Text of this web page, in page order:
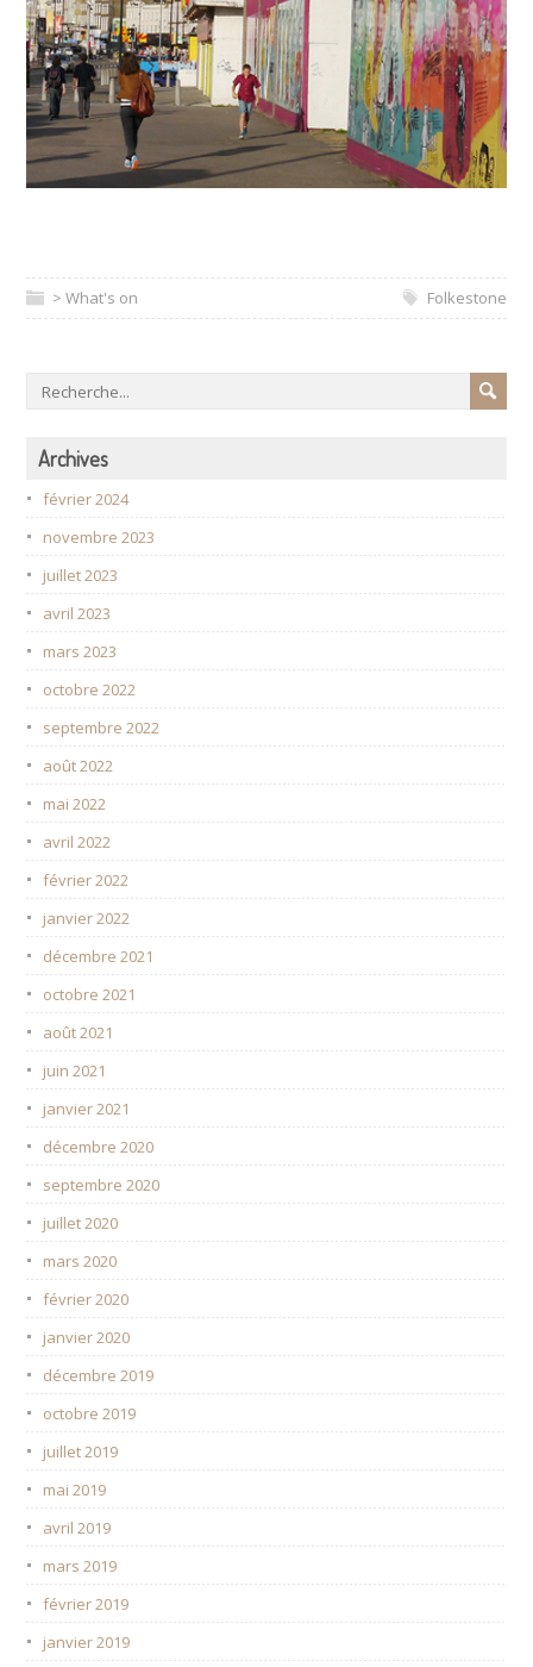
> What's on Folkestone
Archives
février 2024
novembre 2023
juillet 2023
avril 2023
mars 2023
octobre 2022
septembre 2022
août 2022
mai 2022
avril 2022
février 2022
janvier 2022
décembre 2021
octobre 2021
août 2021
juin 2021
janvier 2021
décembre 2020
septembre 2020
juillet 2020
mars 2020
février 2020
janvier 2020
décembre 2019
octobre 2019
juillet 2019
mai 2019
avril 2019
mars 2019
février 2019
janvier 2019